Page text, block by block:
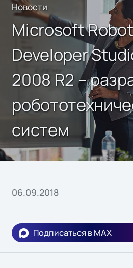
Новости
Microsoft
Developer
2008 R2 –
систем
06.09.2018
Подписаться в MAX